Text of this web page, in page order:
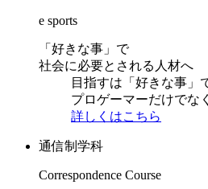
e sports
「好きな事」で
社会に必要とされる人材へ
目指すは「好きな事」
プロゲーマーだけでな
詳しくはこちら
通信制学科
Correspondence Course